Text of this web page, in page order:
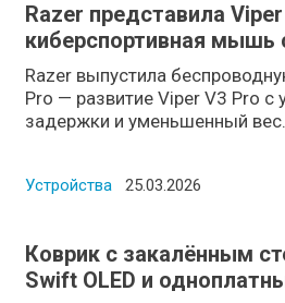
Razer представила
киберспортивная мышь
Pro 50K
Razer выпустила
Pro — развитие Viper V3 Pro
задержки и уменьшенный
Устройства Posted on
25.03.2026
Коврик с закалённым
Swift OLED и